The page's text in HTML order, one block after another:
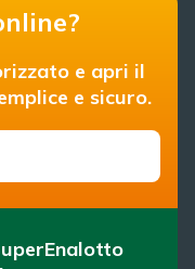
e apri il
e sicuro.